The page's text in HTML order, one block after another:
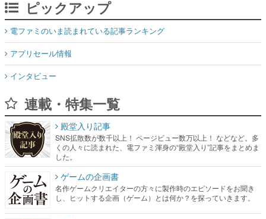
アプリセール情報
インタビュー
連載・特集一覧
くの人々に読まれた、電ファミ渾身の“殿堂入り”記事をまとめま
した。
ゲームの企画書
名作ゲームクリエイターの方々に製作時のエピソードをお聞き
し、ヒットする企画（ゲーム）とは何か？を探っていきます。
赫本
この物語を解いてはいけない。『赫本』は、〈試験問題〉の形
をした短編ホラー小説集です。